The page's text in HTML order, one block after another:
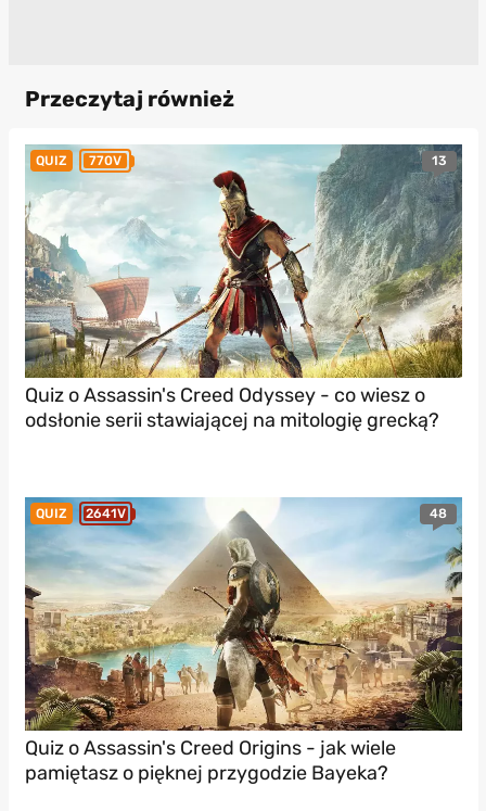
Przeczytaj również
QUIZ 770V 13
Quiz o Assassin's Creed Odyssey - co wiesz o
odsłonie serii stawiającej na mitologię grecką?
QUIZ 2641V 48
Quiz o Assassin's Creed Origins - jak wiele
pamiętasz o pięknej przygodzie Bayeka?